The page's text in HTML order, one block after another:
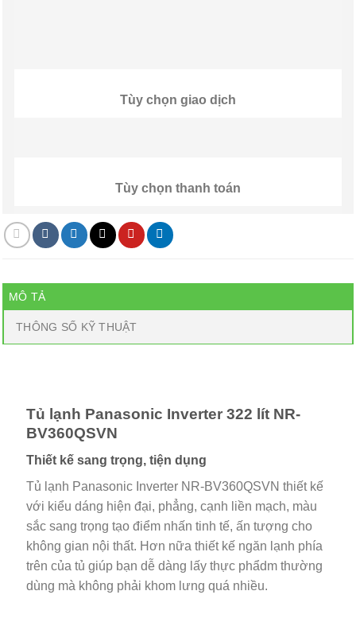
Tùy chọn giao dịch
Tùy chọn thanh toán
MÔ TẢ
THÔNG SỐ KỸ THUẬT
Tủ lạnh Panasonic Inverter 322 lít NR-
BV360QSVN
Thiết kế sang trọng, tiện dụng
Tủ lạnh Panasonic Inverter NR-BV360QSVN thiết kế
với kiểu dáng hiện đại, phẳng, cạnh liền mạch, màu
sắc sang trọng tạo điểm nhấn tinh tế, ấn tượng cho
không gian nội thất. Hơn nữa thiết kế ngăn lạnh phía
trên của tủ giúp bạn dễ dàng lấy thực phẩdm thường
dùng mà không phải khom lưng quá nhiều.